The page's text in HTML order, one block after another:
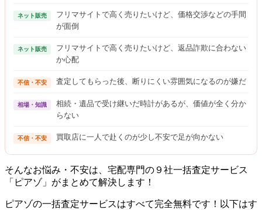
ネット販売
フリマサイトで高く売りたいけど、価格交渉などの手間
が面倒
ネット販売
フリマサイトで高く売りたいけど、返品詐欺に合わない
か心配
不信・不安 査定してもらった後、断りにくい雰囲気になるのが嫌だ
相場・知識
相続・遺品で受け継いだ時計があるが、価値が全く分か
らない
不信・不安 買取店に一人で赴くのが少し不安で足が向かない
そんなお悩み・不安は、宅配専門の９社一括査定サービス
「ピアゾ」がまとめて解決します！
ピアゾの一括査定サービスはすべて完全無料です！以下はす